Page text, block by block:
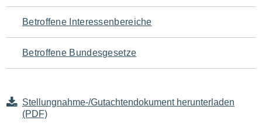
für
den
Seiteninhalt
Betroffene Interessenbereiche
Betroffene Bundesgesetze
Stellungnahme-/Gutachtendokument herunterladen
(PDF)